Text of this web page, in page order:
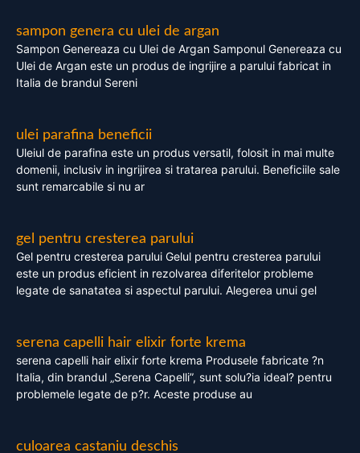
sampon genera cu ulei de argan
Sampon Genereaza cu Ulei de Argan Samponul Genereaza cu
Ulei de Argan este un produs de ingrijire a parului fabricat in
Italia de brandul Sereni
ulei parafina beneficii
Uleiul de parafina este un produs versatil, folosit in mai multe
domenii, inclusiv in ingrijirea si tratarea parului. Beneficiile sale
sunt remarcabile si nu ar
gel pentru cresterea parului
Gel pentru cresterea parului Gelul pentru cresterea parului
este un produs eficient in rezolvarea diferitelor probleme
legate de sanatatea si aspectul parului. Alegerea unui gel
serena capelli hair elixir forte krema
serena capelli hair elixir forte krema Produsele fabricate ?n
Italia, din brandul „Serena Capelli”, sunt solu?ia ideal? pentru
problemele legate de p?r. Aceste produse au
culoarea castaniu deschis